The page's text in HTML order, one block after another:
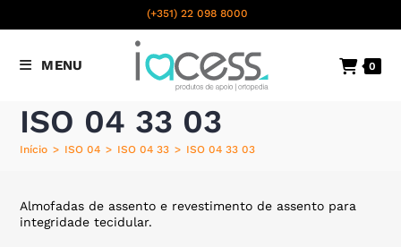
(+351) 22 098 8000
nacional
MENU 0
ISO 04 33 03
Início > ISO 04 > ISO 04 33 > ISO 04 33 03
Almofadas de assento e revestimento de assento para
integridade tecidular.